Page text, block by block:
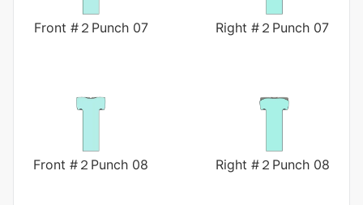
Front #２Punch 07 Right #２Punch 07
Front #２Punch 08 Right #２Punch 08